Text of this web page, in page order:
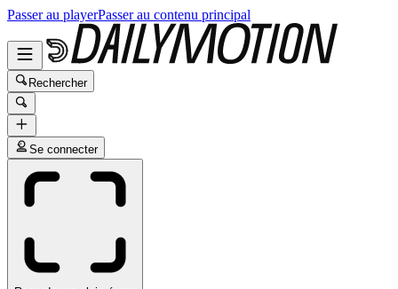
Passer au playerPasser au contenu principal
Rechercher
Se connecter